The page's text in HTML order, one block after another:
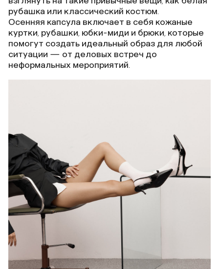
рубашка или классический костюм.
Осенняя капсула включает в себя кожаные
куртки, рубашки, юбки-миди и брюки, которые
помогут создать идеальный образ для любой
ситуации — от деловых встреч до
неформальных мероприятий.